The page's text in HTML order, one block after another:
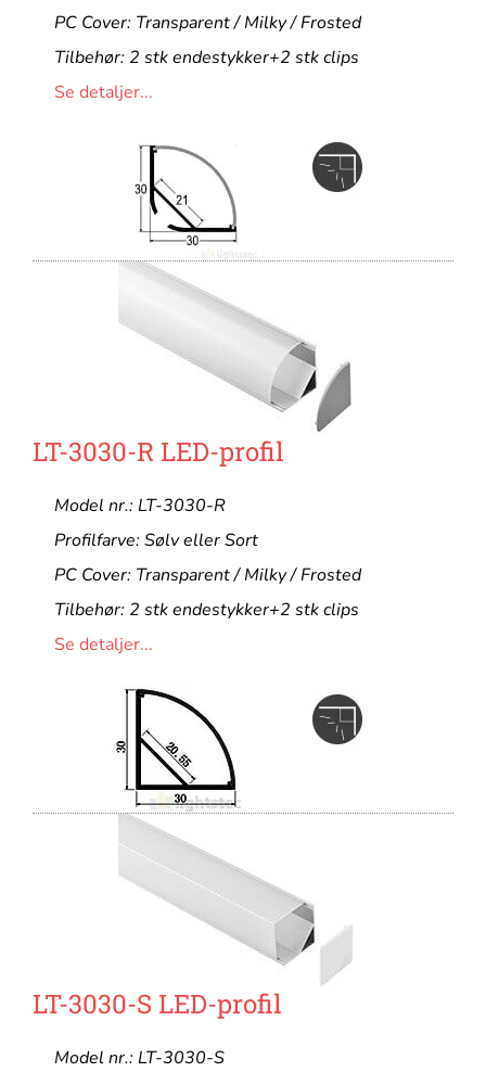
PC Cover: Transparent / Milky / Frosted
Tilbehør: 2 stk endestykker+2 stk clips
Se detaljer...
LT-3030-R LED-profil
Model nr.: LT-3030-R
Profilfarve: Sølv eller Sort
PC Cover: Transparent / Milky / Frosted
Tilbehør: 2 stk endestykker+2 stk clips
Se detaljer...
LT-3030-S LED-profil
Model nr.: LT-3030-S